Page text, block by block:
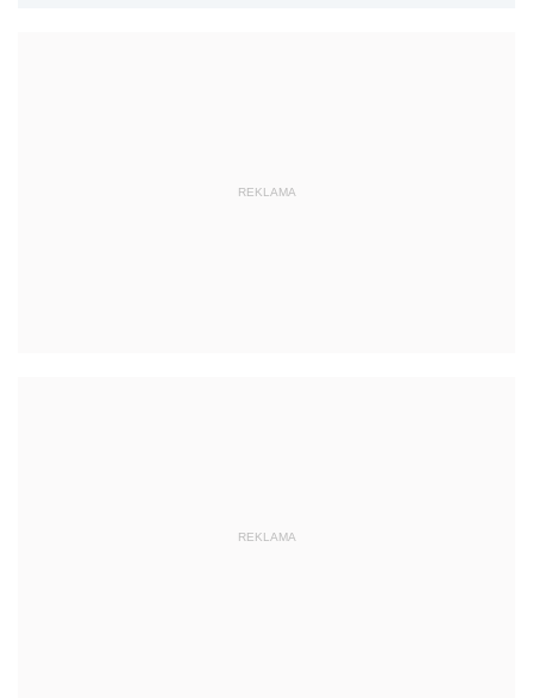
REKLAMA
REKLAMA